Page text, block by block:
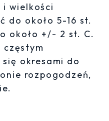
wielkości
do około 5-16 st.
około +/- 2 st. C.
okresami do
rozpogodzeń,